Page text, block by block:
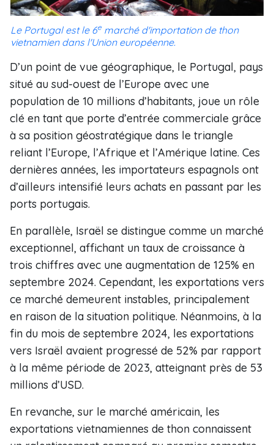
Le Portugal est le 6e marché d'importation de thon
vietnamien dans l'Union européenne.
D’un point de vue géographique, le Portugal, pays
situé au sud-ouest de l’Europe avec une
population de 10 millions d’habitants, joue un rôle
clé en tant que porte d’entrée commerciale grâce
à sa position géostratégique dans le triangle
reliant l’Europe, l’Afrique et l’Amérique latine. Ces
dernières années, les importateurs espagnols ont
d’ailleurs intensifié leurs achats en passant par les
ports portugais.
En parallèle, Israël se distingue comme un marché
exceptionnel, affichant un taux de croissance à
trois chiffres avec une augmentation de 125% en
septembre 2024. Cependant, les exportations vers
ce marché demeurent instables, principalement
en raison de la situation politique. Néanmoins, à la
fin du mois de septembre 2024, les exportations
vers Israël avaient progressé de 52% par rapport
à la même période de 2023, atteignant près de 53
millions d’USD.
En revanche, sur le marché américain, les
exportations vietnamiennes de thon connaissent